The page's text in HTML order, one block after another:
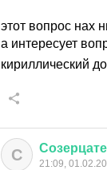
этот вопрос нах
а интересует
кириллический
С 21:09,